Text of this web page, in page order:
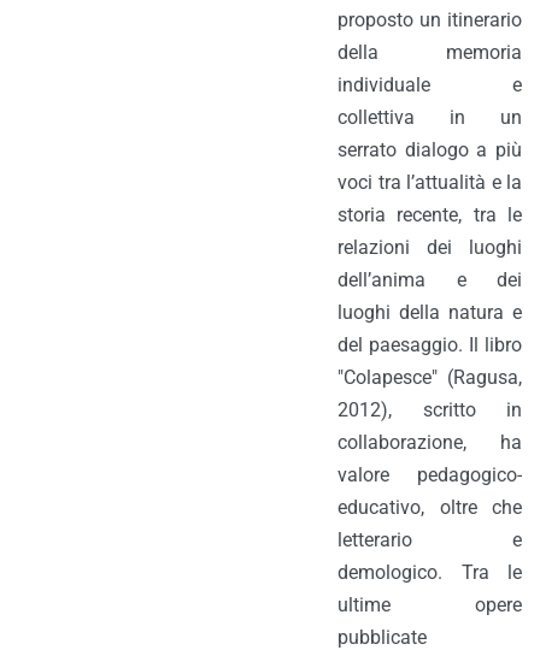
proposto un itinerario
della memoria
individuale e
collettiva in un
serrato dialogo a più
voci tra l’attualità e la
storia recente, tra le
relazioni dei luoghi
dell’anima e dei
luoghi della natura e
del paesaggio. Il libro
"Colapesce" (Ragusa,
2012), scritto in
collaborazione, ha
valore pedagogico-
educativo, oltre che
letterario e
demologico. Tra le
ultime opere
pubblicate